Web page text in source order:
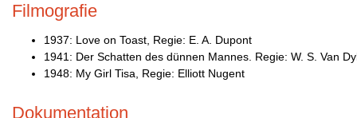
Filmografie
1937: Love on Toast, Regie: E. A. Dupont
1941: Der Schatten des dünnen Mannes. Regie: W. S. Van
1948: My Girl Tisa, Regie: Elliott Nugent
Dokumentation